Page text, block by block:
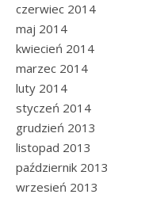
czerwiec 2014
maj 2014
kwiecień 2014
marzec 2014
luty 2014
styczeń 2014
grudzień 2013
listopad 2013
październik 2013
wrzesień 2013